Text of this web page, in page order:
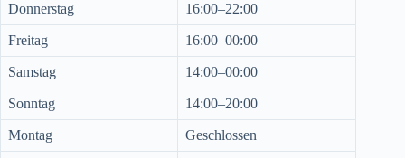
Donnerstag 16:00–22:00
Freitag 16:00–00:00
Samstag 14:00–00:00
Sonntag 14:00–20:00
Montag Geschlossen